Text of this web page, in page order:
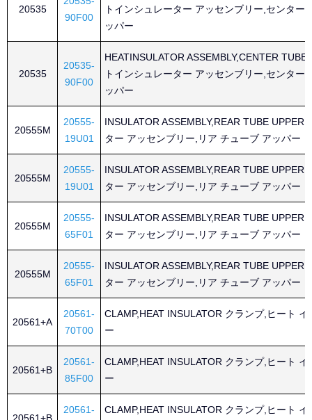
20535
90F00
トインシュレーター アッセンブリー,センター
ッパー
20535
20535-
90F00
HEATINSULATOR ASSEMBLY,CENTER TUBE
トインシュレーター アッセンブリー,センター
ッパー
20555M
20555-
19U01
INSULATOR ASSEMBLY,REAR TUBE UPPER
ター アッセンブリー,リア チューブ アッパー
20555M
20555-
19U01
INSULATOR ASSEMBLY,REAR TUBE UPPER
ター アッセンブリー,リア チューブ アッパー
20555M
20555-
65F01
INSULATOR ASSEMBLY,REAR TUBE UPPER
ター アッセンブリー,リア チューブ アッパー
20555M
20555-
65F01
INSULATOR ASSEMBLY,REAR TUBE UPPER
ター アッセンブリー,リア チューブ アッパー
20561+A
20561-
70T00
CLAMP,HEAT INSULATOR クランプ,ヒート
ー
20561+B
20561-
85F00
CLAMP,HEAT INSULATOR クランプ,ヒート
ー
20561-
CLAMP,HEAT INSULATOR クランプ,ヒート